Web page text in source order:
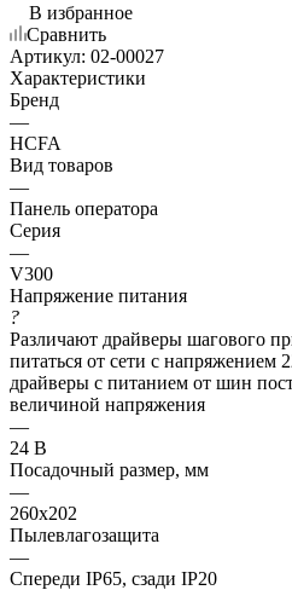
В избранное
Сравнить
Артикул: 02-00027
Характеристики
Бренд
—
HCFA
Вид товаров
—
Панель оператора
Серия
—
V300
Напряжение питания
?
Различают драйверы шагового
питаться от сети с напряжением
драйверы с питанием от шин
величиной напряжения
—
24 В
Посадочный размер, мм
—
260х202
Пылевлагозащита
—
Спереди IP65, сзади IP20